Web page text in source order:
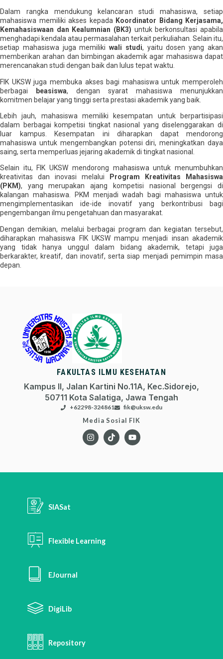
Dalam rangka mendukung kelancaran studi mahasiswa, setiap
mahasiswa memiliki akses kepada Koordinator Bidang Kerjasama,
Kemahasiswaan dan Kealumnian (BK3) untuk berkonsultasi apabila
menghadapi kendala atau permasalahan terkait perkuliahan. Selain itu,
setiap mahasiswa juga memilikiwali studi, yaitu dosen yang akan
memberikan arahan dan bimbingan akademik agar mahasiswa dapat
merencanakan studi dengan baik dan lulus tepat waktu.
FIK UKSW juga membuka akses bagi mahasiswa untuk memperoleh
berbagai beasiswa, dengan syarat mahasiswa menunjukkan
komitmen belajar yang tinggi serta prestasi akademik yang baik.
Lebih jauh, mahasiswa memiliki kesempatan untuk berpartisipasi
dalam berbagai kompetisi tingkat nasional yang diselenggarakan di
luar kampus. Kesempatan ini diharapkan dapat mendorong
mahasiswa untuk mengembangkan potensi diri, meningkatkan daya
saing, serta memperluas jejaring akademik di tingkat nasional.
Selain itu, FIK UKSW mendorong mahasiswa untuk menumbuhkan
kreativitas dan inovasi melalui
Program Kreativitas Mahasiswa
(PKM), yang merupakan ajang kompetisi nasional bergengsi di
kalangan mahasiswa. PKM menjadi wadah bagi mahasiswa untuk
mengimplementasikan ide-ide inovatif yang berkontribusi bagi
pengembangan ilmu pengetahuan dan masyarakat.
Dengan demikian, melalui berbagai program dan kegiatan tersebut,
diharapkan mahasiswa FIK UKSW mampu menjadi insan akademik
yang tidak hanya unggul dalam bidang akademik, tetapi juga
berkarakter, kreatif, dan inovatif, serta siap menjadi pemimpin masa
depan.
FAKULTAS ILMU KESEHATAN
Kampus II, Jalan Kartini No.11A, Kec.Sidorejo,
50711 Kota Salatiga, Jawa Tengah
+62298-324861 fik@uksw.edu
Media Sosial FIK
SIASat
Flexible Learning
EJournal
DigiLib
Repository